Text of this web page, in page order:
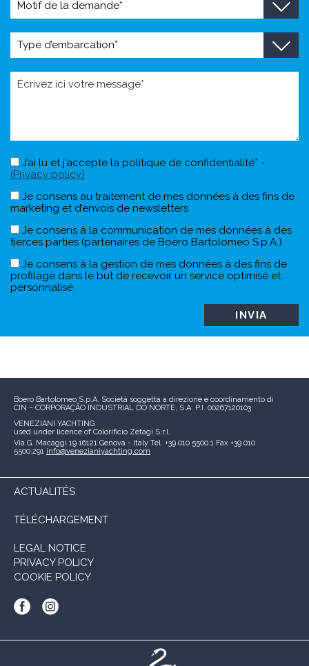
J’ai lu et j’accepte la politique de confidentialité* -
(Privacy policy)
Je consens au traitement de mes données à des fins de
marketing et d’envois de newsletters
Je consens à la communication de mes données à des
tierces parties (partenaires de Boero Bartolomeo S.p.A.)
Je consens à la gestion de mes données à des fins de
profilage dans le but de recevoir un service optimisé et
personnalisé
Boero Bartolomeo S.p.A. Società soggetta a direzione e coordinamento di
CIN – CORPORAÇÃO INDUSTRIAL DO NORTE, S.A. P.I. 00267120103
VENEZIANI YACHTING
used under licence of Colorificio Zetagi S.r.l.
Via G. Macaggi 19 16121 Genova - Italy Tel. +39 010 5500.1 Fax +39 010
5500.291 info@venezianiyachting.com
ACTUALITÉS
TÉLÉCHARGEMENT
LEGAL NOTICE
PRIVACY POLICY
COOKIE POLICY